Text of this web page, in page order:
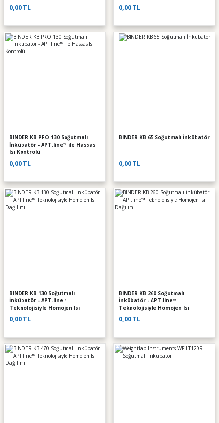
0,00 TL 0,00 TL
BINDER KB PRO 130 Soğutmalı
İnkübatör - APT.line™ ile Hassas
Isı Kontrolü
0,00 TL
BINDER KB 65 Soğutmalı İnkübatör
0,00 TL
BINDER KB 130 Soğutmalı
İnkübatör - APT.line™
Teknolojisiyle Homojen Isı
0,00 TL
BINDER KB 260 Soğutmalı
İnkübatör - APT.line™
Teknolojisiyle Homojen Isı
0,00 TL